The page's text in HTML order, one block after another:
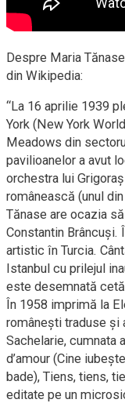
Despre Maria
din Wikipedia:
“La 16 aprilie 1939
York (New York
Meadows din
pavilioanelor a avut
orchestra lui
românească (unul
Tănase are ocazia
Constantin Brâncuși.
artistic în Turcia.
Istanbul cu prilejul
este desemnată
În 1958 imprimă la
românești traduse și
Sachelarie, cumnata
d’amour (Cine
bade), Tiens, tiens,
editate pe un